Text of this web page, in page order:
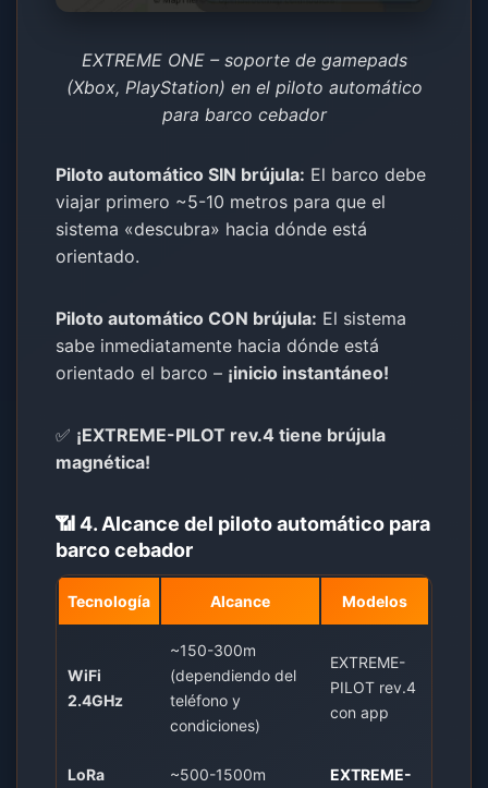
EXTREME ONE – soporte de gamepads
(Xbox, PlayStation) en el piloto automático
para barco cebador
Piloto automático SIN brújula: El barco debe
viajar primero ~5-10 metros para que el
sistema «descubra» hacia dónde está
orientado.
Piloto automático CON brújula: El sistema
sabe inmediatamente hacia dónde está
orientado el barco – ¡inicio instantáneo!
✅ ¡EXTREME-PILOT rev.4 tiene brújula
magnética!
📶 4. Alcance del piloto automático para
barco cebador
Tecnología Alcance Modelos
WiFi
2.4GHz
~150-300m
(dependiendo del
teléfono y
condiciones)
EXTREME-
PILOT rev.4
con app
LoRa
~500-1500m
EXTREME-